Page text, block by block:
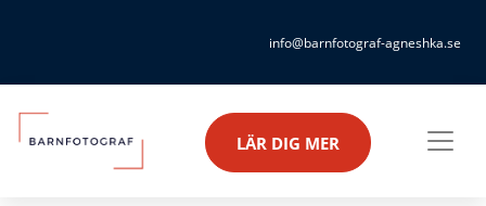
info@barnfotograf-agneshka.se
LÄR DIG MER